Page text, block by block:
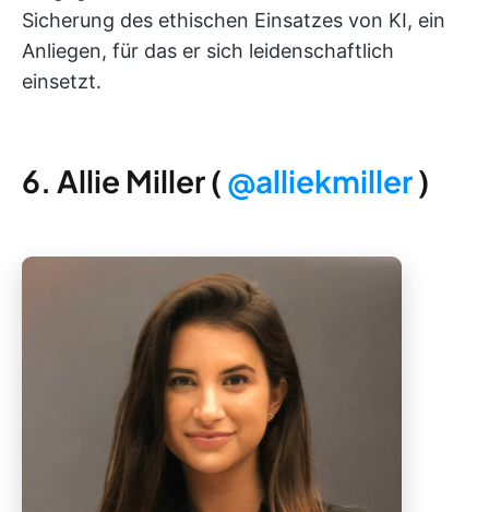
Sicherung des ethischen Einsatzes von KI, ein
Anliegen, für das er sich leidenschaftlich
einsetzt.
6. Allie Miller ( @alliekmiller)